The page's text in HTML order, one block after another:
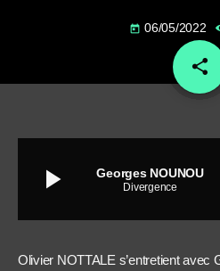
today 06/05/2022
share
email
play_arrow Georges NOUNOU
Divergence
Olivier NOTTALE s’entretient avec